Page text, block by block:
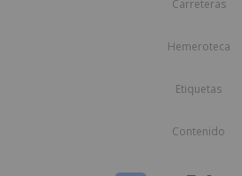
Carreteras
Hemeroteca
Etiquetas
Contenido